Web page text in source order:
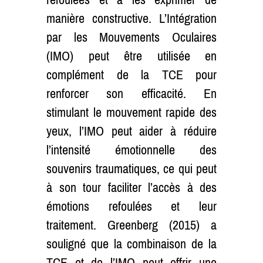
manière constructive. L’Intégration
par les Mouvements Oculaires
(IMO) peut être utilisée en
complément de la TCE pour
renforcer son efficacité. En
stimulant le mouvement rapide des
yeux, l’IMO peut aider à réduire
l’intensité émotionnelle des
souvenirs traumatiques, ce qui peut
à son tour faciliter l’accès à des
émotions refoulées et leur
traitement. Greenberg (2015) a
souligné que la combinaison de la